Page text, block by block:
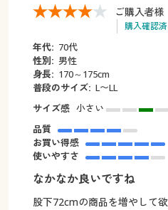
ご購入者様
購入確認
年代: 70代
性別: 男性
身長: 170～175cm
普段のサイズ: L〜LL
サイズ感 小さい
品質
お買い得感
使いやすさ
なかなか良いですね
股下72cmの商品を増やして